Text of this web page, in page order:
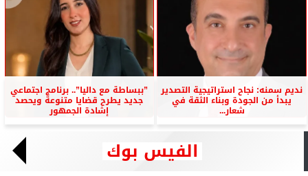
نديم سمنه: نجاح استراتيجية التصدير
يبدأ من الجودة وبناء الثقة في
شعار...
”ببساطة مع داليا”.. برنامج اجتماعي
جديد يطرح قضايا متنوعة ويحصد
إشادة الجمهور
الفيس بوك